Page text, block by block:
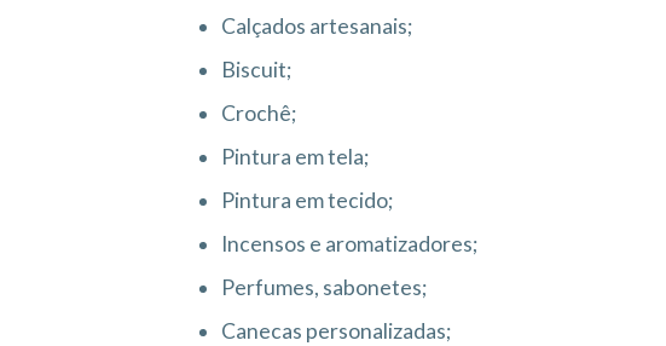
Calçados artesanais;
Biscuit;
Crochê;
Pintura em tela;
Pintura em tecido;
Incensos e aromatizadores;
Perfumes, sabonetes;
Canecas personalizadas;